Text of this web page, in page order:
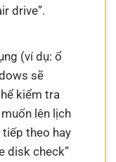
drive”.
(ví dụ: ổ
sẽ
kiểm tra
lên lịch
theo hay
disk check”